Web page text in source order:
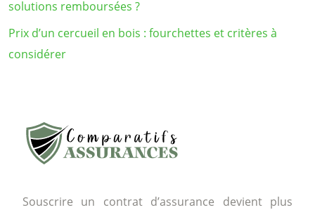
solutions remboursées ?
Prix d’un cercueil en bois : fourchettes et critères à
considérer
Souscrire un contrat d’assurance devient plus